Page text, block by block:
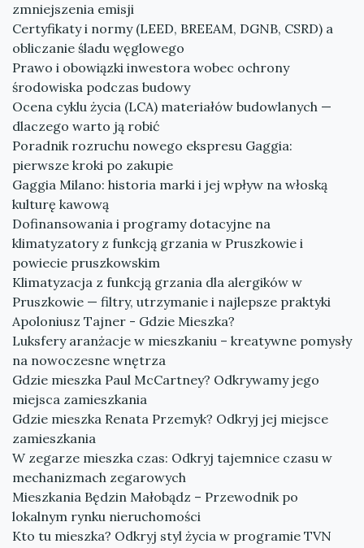
zmniejszenia emisji
Certyfikaty i normy (LEED, BREEAM, DGNB, CSRD) a
obliczanie śladu węglowego
Prawo i obowiązki inwestora wobec ochrony
środowiska podczas budowy
Ocena cyklu życia (LCA) materiałów budowlanych —
dlaczego warto ją robić
Poradnik rozruchu nowego ekspresu Gaggia:
pierwsze kroki po zakupie
Gaggia Milano: historia marki i jej wpływ na włoską
kulturę kawową
Dofinansowania i programy dotacyjne na
klimatyzatory z funkcją grzania w Pruszkowie i
powiecie pruszkowskim
Klimatyzacja z funkcją grzania dla alergików w
Pruszkowie — filtry, utrzymanie i najlepsze praktyki
Apoloniusz Tajner - Gdzie Mieszka?
Luksfery aranżacje w mieszkaniu – kreatywne pomysły
na nowoczesne wnętrza
Gdzie mieszka Paul McCartney? Odkrywamy jego
miejsca zamieszkania
Gdzie mieszka Renata Przemyk? Odkryj jej miejsce
zamieszkania
W zegarze mieszka czas: Odkryj tajemnice czasu w
mechanizmach zegarowych
Mieszkania Będzin Małobądz – Przewodnik po
lokalnym rynku nieruchomości
Kto tu mieszka? Odkryj styl życia w programie TVN